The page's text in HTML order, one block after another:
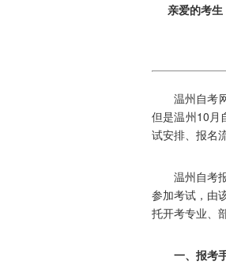
亲爱的考生
温州自考网
但是温州10月
试安排、报名
温州自考报
参加考试，由
托开考专业、
一、报考